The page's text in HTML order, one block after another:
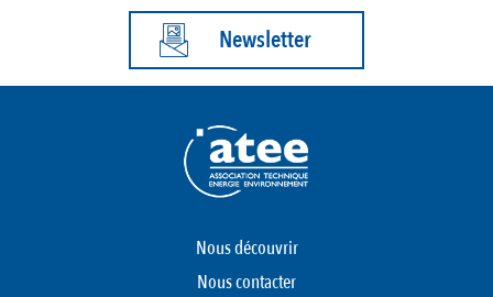
Newsletter
Nous découvrir
Nous contacter